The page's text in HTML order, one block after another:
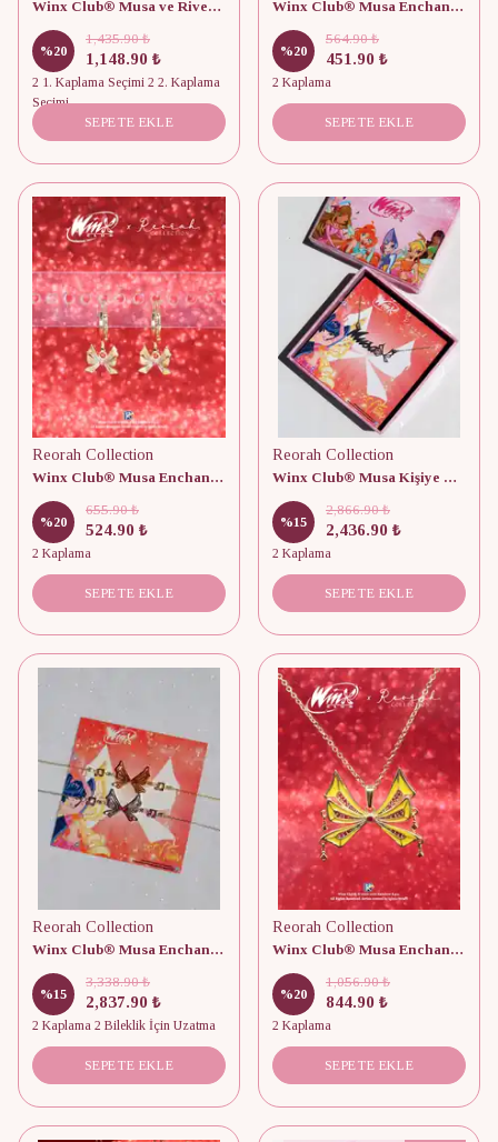
Winx Club® Musa ve Riven Çift Kolyesi
%20
1,435.90 ₺
1,148.90 ₺
2 1. Kaplama Seçimi 2 2. Kaplama
Seçimi
SEPETE EKLE
Winx Club® Musa Enchantix Fairy Wings Yüzük
%20
564.90 ₺
451.90 ₺
2 Kaplama
SEPETE EKLE
Reorah Collection
Winx Club® Musa Enchantix Fairy Wings Küpe
%20
655.90 ₺
524.90 ₺
2 Kaplama
SEPETE EKLE
Reorah Collection
Winx Club® Musa Kişiye Özel 925 Gümüş Enchantix Wings İsim Kolye
%15
2,866.90 ₺
2,436.90 ₺
2 Kaplama
SEPETE EKLE
Reorah Collection
Winx Club® Musa Enchantix Wings 925 Gümüş Bileklik
%15
3,338.90 ₺
2,837.90 ₺
2 Kaplama 2 Bileklik İçin Uzatma
SEPETE EKLE
Reorah Collection
Winx Club® Musa Enchantix Fairy Wings Kolye
%20
1,056.90 ₺
844.90 ₺
2 Kaplama
SEPETE EKLE